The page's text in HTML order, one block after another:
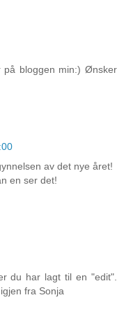
på bloggen min:) Ønsker
av det nye året!
en ser det!
du har lagt til en "edit".
fra Sonja